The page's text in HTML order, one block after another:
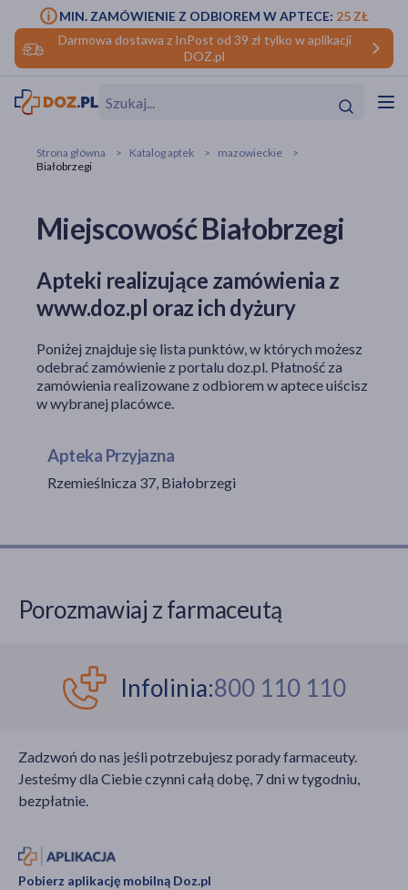
Darmowa dostawa z InPost od 39 zł tylko w aplikacji
DOZ.pl
MIN. ZAMÓWIENIE Z ODBIOREM W APTECE: 25 ZŁ
makijażu
Strona główna Katalog aptek
mazowieckie
Białobrzegi
Miejscowość Białobrzegi
Apteki realizujące zamówienia z
www.doz.pl oraz ich dyżury
Poniżej znajduje się lista punktów, w których możesz
odebrać zamówienie z portalu doz.pl. Płatność za
zamówienia realizowane z odbiorem w aptece uiścisz
w wybranej placówce.
Apteka Przyjazna
Rzemieślnicza 37, Białobrzegi
Porozmawiaj z farmaceutą
Infolinia:800 110 110
Zadzwoń do nas jeśli potrzebujesz porady farmaceuty.
Jesteśmy dla Ciebie czynni całą dobę, 7 dni w tygodniu,
bezpłatnie.
Pobierz aplikację mobilną Doz.pl